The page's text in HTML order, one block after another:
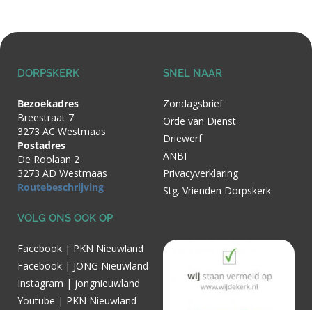
DORPSKERK
Bezoekadres
Breestraat 7
3273 AC Westmaas
Postadres
De Roolaan 2
3273 AD Westmaas
Routebeschrijving
SNEL NAAR
Zondagsbrief
Orde van Dienst
Driewerf
ANBI
Privacyverklaring
Stg. Vrienden Dorpskerk
VOLG ONS OOK OP
Facebook | PKN Nieuwland
Facebook | JONG Nieuwland
Instagram | jongnieuwland
Youtube | PKN Nieuwland